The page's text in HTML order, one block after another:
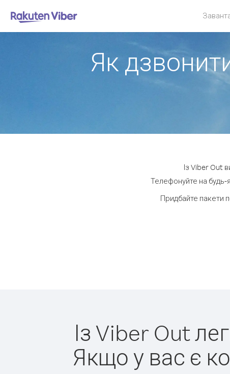
Як
Із Viber Out
Телефонуйте на будь-
Придбайте пакети
Із Viber Out
Якщо у вас є